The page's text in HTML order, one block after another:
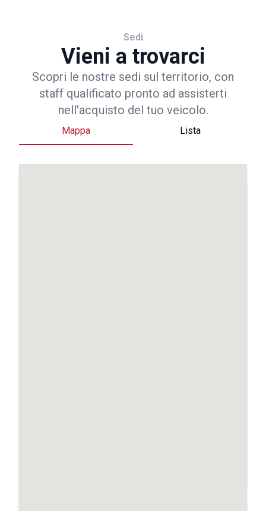
Sedi
Vieni a trovarci
Scopri le nostre sedi sul territorio, con
staff qualificato pronto ad assisterti
nell'acquisto del tuo veicolo.
Mappa Lista